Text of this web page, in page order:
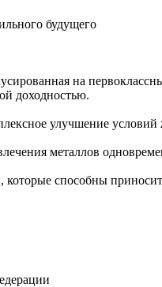
будущего
на
доходностью.
улучшение условий
металлов
способны